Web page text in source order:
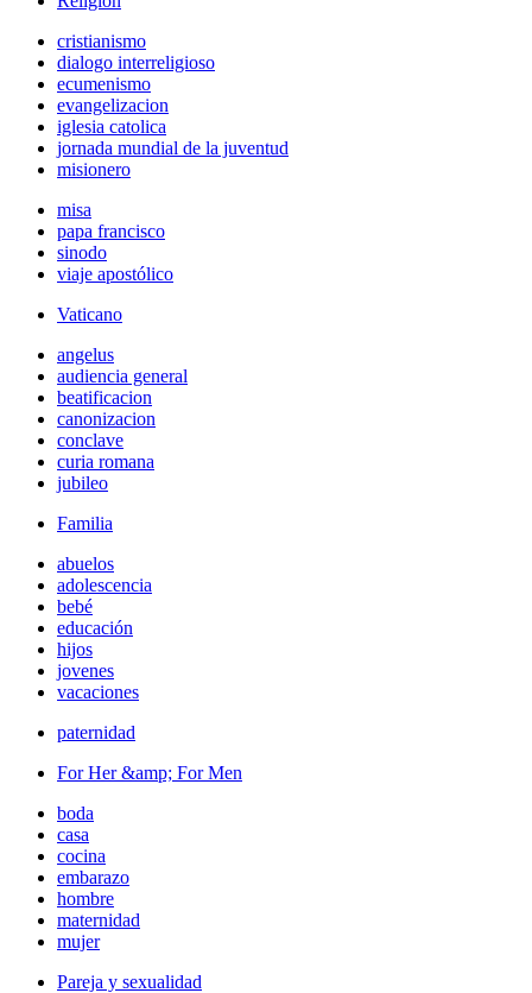
cristianismo
dialogo interreligioso
ecumenismo
evangelizacion
iglesia catolica
jornada mundial de la juventud
misionero
misa
papa francisco
sinodo
viaje apostólico
Vaticano
angelus
audiencia general
beatificacion
canonizacion
conclave
curia romana
jubileo
Familia
abuelos
adolescencia
bebé
educación
hijos
jovenes
vacaciones
paternidad
For Her &amp; For Men
boda
casa
cocina
embarazo
hombre
maternidad
mujer
Pareja y sexualidad